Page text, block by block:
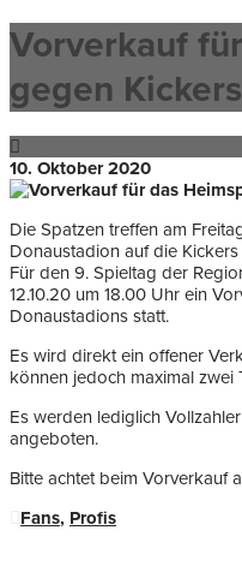
Vorverkauf
gegen
10. Oktober 2020
Die Spatzen treffen am
Donaustadion auf die
Für den 9. Spieltag der
12.10.20 um 18.00 Uhr ein
Donaustadions statt.
Es wird direkt ein offener
können jedoch maximal
Es werden lediglich
angeboten.
Bitte achtet beim Vorverkauf
Fans, Profis